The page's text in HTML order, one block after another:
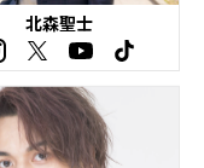
北森聖士